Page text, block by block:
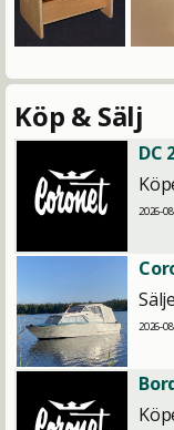
Köp & Sälj
DC
2026-
2026-